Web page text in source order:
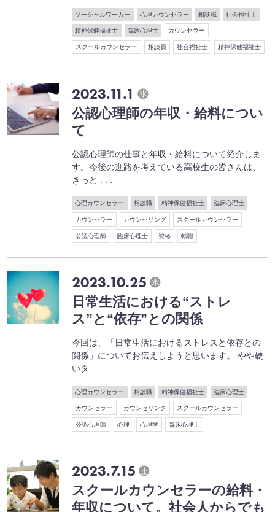
ソーシャルワーカー 心理カウンセラー 相談職 社会福祉士
精神保健福祉士 臨床心理士 カウンセラー
スクールカウンセラー 相談員 社会福祉士 精神保健福祉士
2023.11.1 水
公認⼼理師の年収・給料につい
て
公認⼼理師の仕事と年収・給料について紹介しま
す。今後の進路を考えている高校生の皆さんは、
きっと . . .
心理カウンセラー 相談職 精神保健福祉士 臨床心理士
カウンセラー カウンセリング スクールカウンセラー
公認心理師 臨床心理士 資格 転職
2023.10.25 水
日常生活における“ストレ
ス”と“依存”との関係
今回は、「日常生活におけるストレスと依存との
関係」についてお伝えしようと思います。 やや硬
いタ . . .
心理カウンセラー 相談職 精神保健福祉士 臨床心理士
カウンセラー カウンセリング スクールカウンセラー
公認心理師 心理 心理学 臨床心理士
2023.7.15 土
スクールカウンセラーの給料・
年収について。社会人からでも